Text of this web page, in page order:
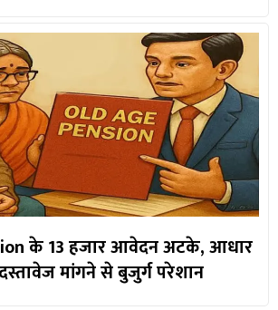
के 13 हजार आवेदन अटके, आधार
मांगने से बुजुर्ग परेशान